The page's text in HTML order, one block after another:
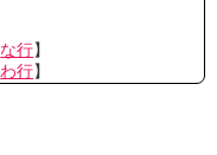
な行】
わ行】